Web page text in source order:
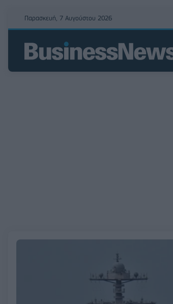
Παρασκευή, 7 Αυγούστου 2026